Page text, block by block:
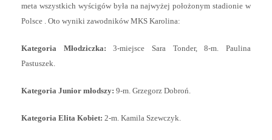
meta wszystkich wyścigów była na najwyżej położonym stadionie w
Polsce . Oto wyniki zawodników MKS Karolina:
Kategoria Młodziczka:3-miejsce Sara Tonder, 8-m. Paulina
Pastuszek.
Kategoria Junior młodszy: 9-m. Grzegorz Dobroń.
Kategoria Elita Kobiet: 2-m. Kamila Szewczyk.